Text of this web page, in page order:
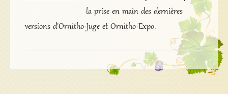
la prise en main des dernières
versions d'Ornitho-Juge et Ornitho-Expo.